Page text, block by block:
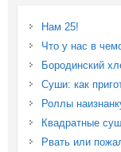
Нам 25!
Что у нас в
Бородинский
Суши: как
Роллы
Квадратные
Рвать или